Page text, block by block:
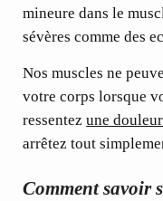
mineure dans le
sévères comme des
Nos muscles ne
votre corps lorsque
ressentezune douleur
arrêtez tout
Comment savoir